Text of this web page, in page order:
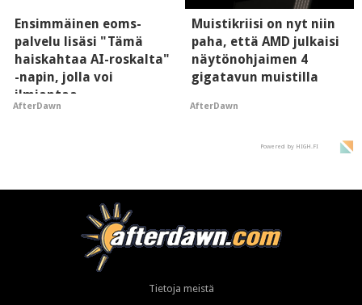
Ensimmäinen eoms-
palvelu lisäsi "Tämä
haiskahtaa AI-roskalta"
-napin, jolla voi
ilmiantaa
tekoälytauhkan
AfterDawn
Muistikriisi on nyt niin
paha, että AMD julkaisi
näytönohjaimen 4
gigatavun muistilla
AfterDawn
Powered by HIGH.FI
Tietoja meistä